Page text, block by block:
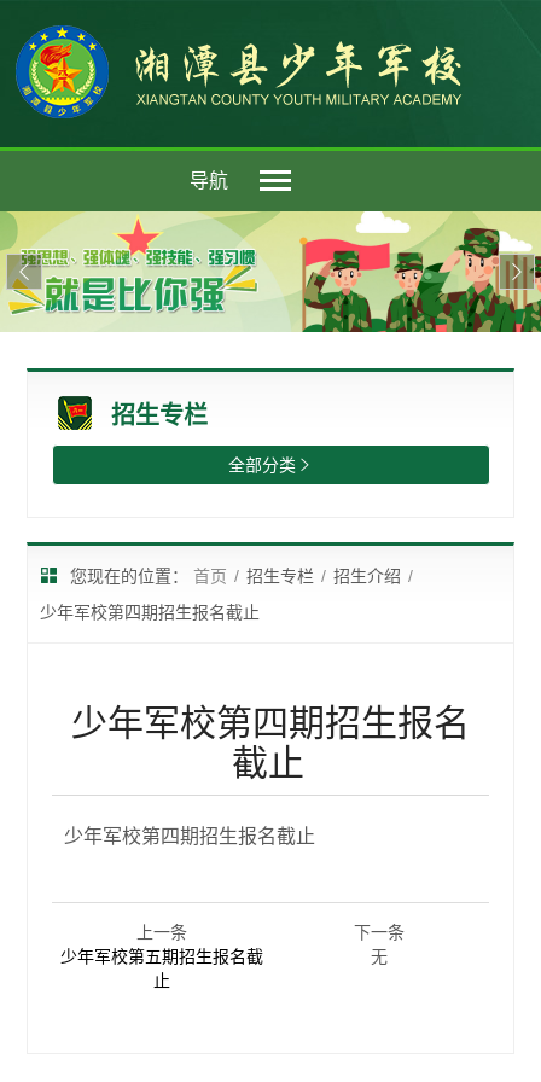
导航
 
招生专栏
全部分类 
您现在的位置： 首页 / 招生专栏 / 招生介绍 /
少年军校第四期招生报名截止
少年军校第四期招生报名
截止
少年军校第四期招生报名截止
上一条
少年军校第五期招生报名截
止
下一条
无